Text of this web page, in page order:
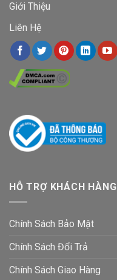
Giới Thiệu
Liên Hệ
HỖ TRỢ KHÁCH HÀNG
Chính Sách Bảo Mật
Chính Sách Đổi Trả
Chính Sách Giao Hàng